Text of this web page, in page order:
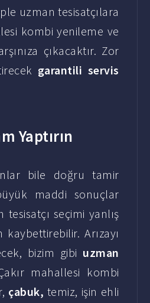
uzman tesisatçılara
kombi yenileme ve
çıkacaktır. Zor
garantili servis
Yaptırın
bile doğru tamir
maddi sonuçlar
seçimi yanlış
Arızayı
bizim gibi uzman
mahallesi kombi
çabuk, temiz, işin ehli